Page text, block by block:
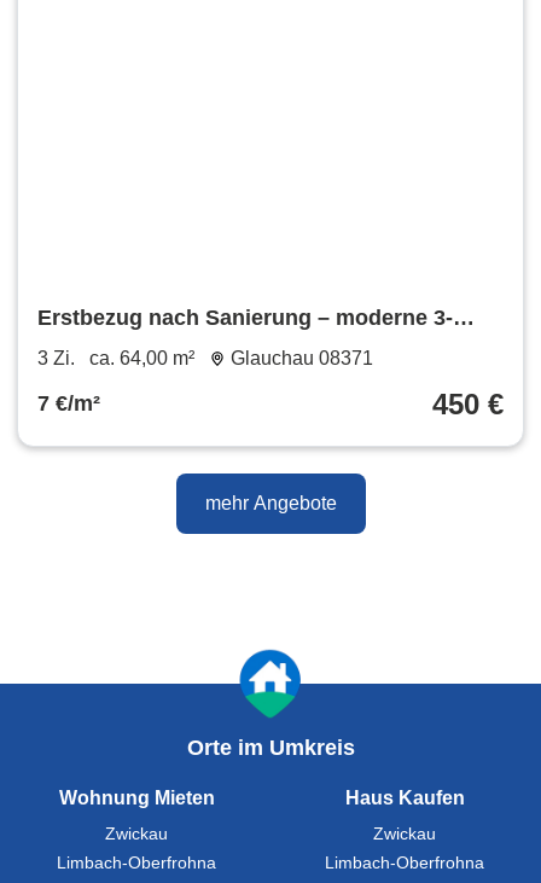
Erstbezug nach Sanierung – moderne 3-
Raum-Wohnung in Glauchau
3 Zi. ca. 64,00 m² Glauchau 08371
7 €/m² 450 €
mehr Angebote
Orte im Umkreis
Wohnung Mieten
Zwickau
Limbach-Oberfrohna
Haus Kaufen
Zwickau
Limbach-Oberfrohna